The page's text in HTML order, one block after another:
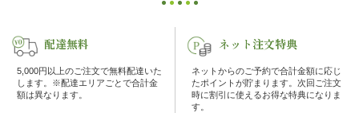
堂
の
ン
配達無料
5,000円以上のご注文で無料配達いた
します。※配達エリアごとで合計金
額は異なります。
ネット注文特典
ネットからのご予約で合計金額に応じ
たポイントが貯まります。次回ご注文
時に割引に使えるお得な特典になりま
す。